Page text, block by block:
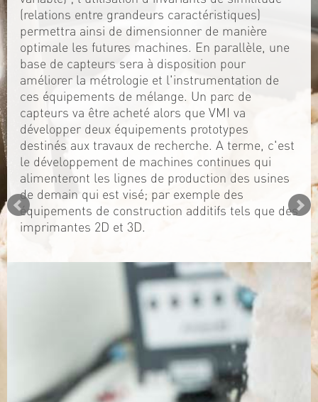
SITE WEB
TÉLÉCHARGEZ LA PLAQUETTE
(relations entre grandeurs caractéristiques)
permettra ainsi de dimensionner de manière
optimale les futures machines. En parallèle, une
base de capteurs sera à disposition pour
améliorer la métrologie et l'instrumentation de
ces équipements de mélange. Un parc de
capteurs va être acheté alors que VMI va
développer deux équipements prototypes
destinés aux travaux de recherche. A terme, c'est
le développement de machines continues qui
alimenteront les lignes de production des usines
de demain qui est visé; par exemple des
équipements de construction additifs tels que des
imprimantes 2D et 3D.